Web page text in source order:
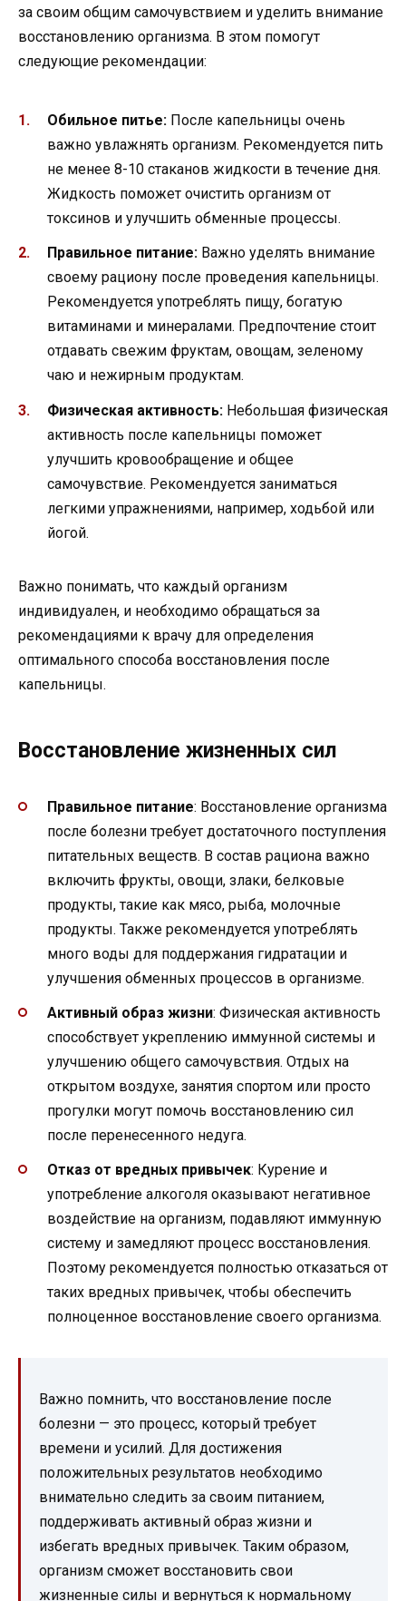
за своим общим самочувствием и уделить внимание
восстановлению организма. В этом помогут
следующие рекомендации:
Обильное питье: После капельницы очень
важно увлажнять организм. Рекомендуется пить
не менее 8-10 стаканов жидкости в течение дня.
Жидкость поможет очистить организм от
токсинов и улучшить обменные процессы.
Правильное питание: Важно уделять внимание
своему рациону после проведения капельницы.
Рекомендуется употреблять пищу, богатую
витаминами и минералами. Предпочтение стоит
отдавать свежим фруктам, овощам, зеленому
чаю и нежирным продуктам.
Физическая активность: Небольшая физическая
активность после капельницы поможет
улучшить кровообращение и общее
самочувствие. Рекомендуется заниматься
легкими упражнениями, например, ходьбой или
йогой.
Важно понимать, что каждый организм
индивидуален, и необходимо обращаться за
рекомендациями к врачу для определения
оптимального способа восстановления после
капельницы.
Восстановление жизненных сил
Правильное питание: Восстановление организма
после болезни требует достаточного поступления
питательных веществ. В состав рациона важно
включить фрукты, овощи, злаки, белковые
продукты, такие как мясо, рыба, молочные
продукты. Также рекомендуется употреблять
много воды для поддержания гидратации и
улучшения обменных процессов в организме.
Активный образ жизни: Физическая активность
способствует укреплению иммунной системы и
улучшению общего самочувствия. Отдых на
открытом воздухе, занятия спортом или просто
прогулки могут помочь восстановлению сил
после перенесенного недуга.
Отказ от вредных привычек: Курение и
употребление алкоголя оказывают негативное
воздействие на организм, подавляют иммунную
систему и замедляют процесс восстановления.
Поэтому рекомендуется полностью отказаться от
таких вредных привычек, чтобы обеспечить
полноценное восстановление своего организма.
Важно помнить, что восстановление после
болезни — это процесс, который требует
времени и усилий. Для достижения
положительных результатов необходимо
внимательно следить за своим питанием,
поддерживать активный образ жизни и
избегать вредных привычек. Таким образом,
организм сможет восстановить свои
жизненные силы и вернуться к нормальному